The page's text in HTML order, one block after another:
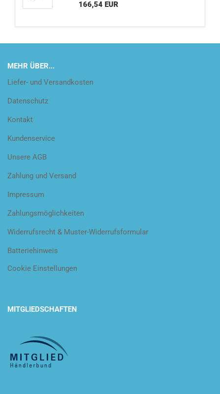
166,54 EUR
MEHR ÜBER...
Liefer- und Versandkosten
Datenschutz
Kontakt
Kundenservice
Unsere AGB
Zahlung und Versand
Impressum
Zahlungsmöglichkeiten
Widerrufsrecht & Muster-Widerrufsformular
Batteriehinweis
Cookie Einstellungen
MITGLIEDSCHAFTEN